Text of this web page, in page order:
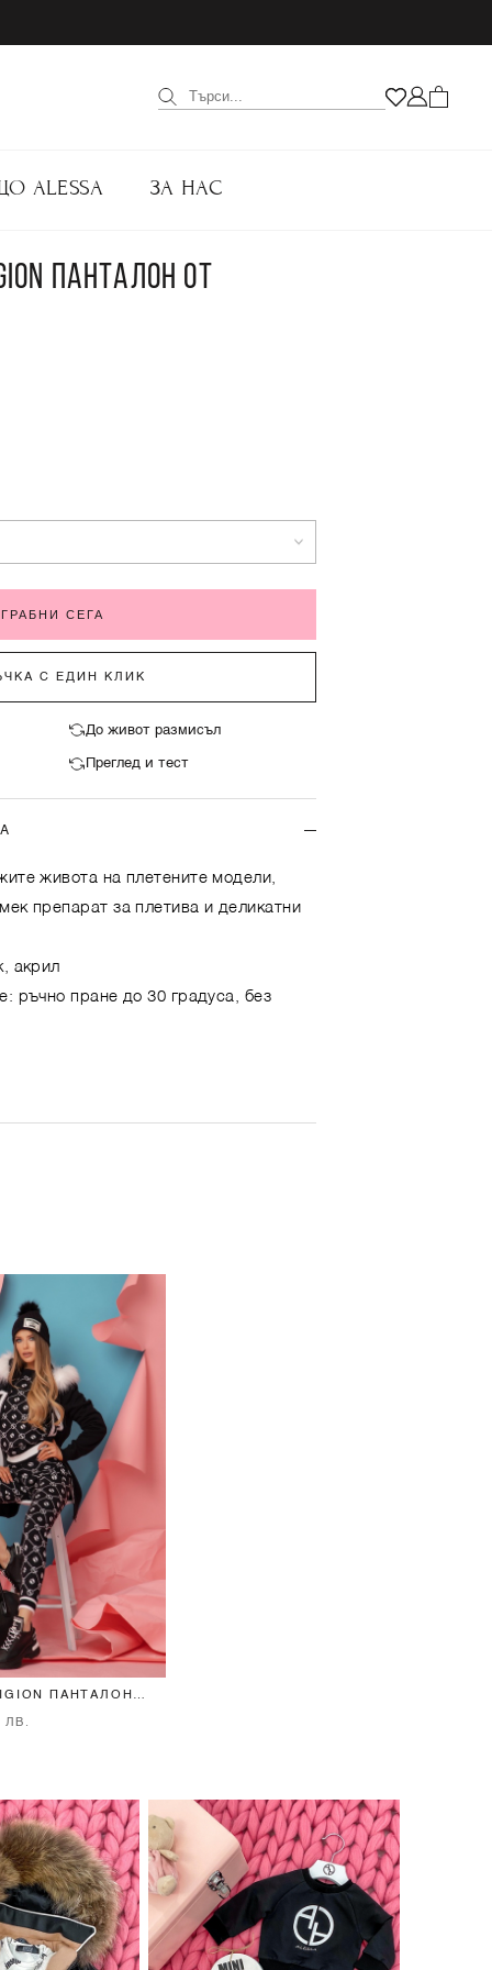
ALESSA ЗА НАС
ПАНТАЛОН ОТ
ГРАБНИ СЕГА
С ЕДИН КЛИК
До живот размисъл
Преглед и тест
живота на плетените модели,
препарат за плетива и деликатни
акрил
ръчно пране до 30 градуса, без
ПАНТАЛОН
ЛВ.